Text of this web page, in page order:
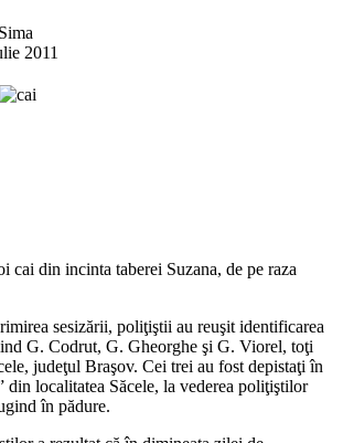
2011
cai din incinta taberei Suzana, de pe raza
sesizării, poliţiştii au reuşit identificarea
G. Codrut, G. Gheorghe şi G. Viorel, toţi
judeţul Braşov. Cei trei au fost depistaţi în
din localitatea Săcele, la vederea poliţiştilor
în pădure.